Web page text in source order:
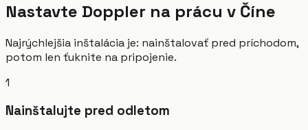
Nastavte Doppler na prácu v Číne
Najrýchlejšia inštalácia je: nainštalovať pred príchodom,
potom len ťuknite na pripojenie.
1
Nainštalujte pred odletom